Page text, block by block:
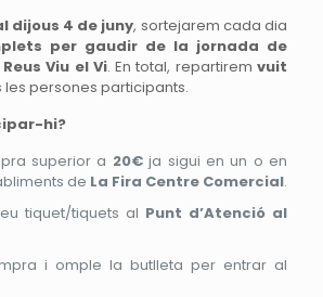
dijous 4 de juny, sortejarem cada dia
per gaudir de la jornada de
Viu el Vi. En total, repartiremvuit
les persones participants.
hi?
superior a 20€ja sigui en un o en
de La Fira Centre Comercial.
tiquet/tiquets al Punt d’Atenció al
i omple la butlleta per entrar al